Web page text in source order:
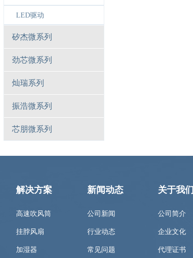
LED驱动
矽杰微系列
劲芯微系列
灿瑞系列
振浩微系列
芯朋微系列
解决方案
高速吹风筒
挂脖风扇
加湿器
新闻动态
公司新闻
行业动态
常见问题
关于我们
公司简介
企业文化
代理证书